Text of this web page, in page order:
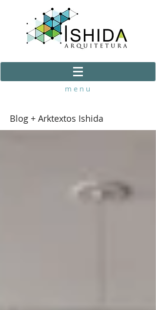
m e n u
Blog + Arktextos Ishida